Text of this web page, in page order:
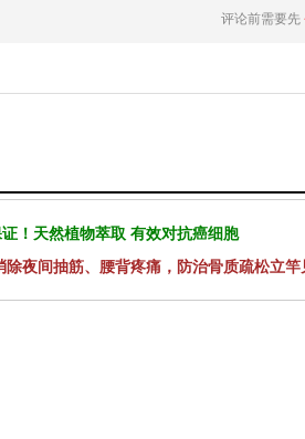
评论前需要先
！天然植物萃取 有效对抗癌细胞
夜间抽筋、腰背疼痛，防治骨质疏松立竿